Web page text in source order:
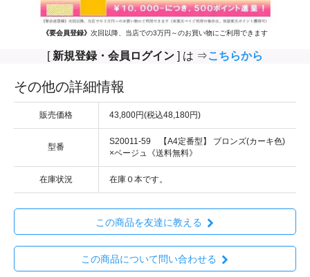
《要会員登録》 次回以降、当店での3万円～のお買い物にご利用できます
[新規登録・会員ログイン ] は ⇒こちらから
その他の詳細情報
販売価格 43,800円(税込48,180円)
型番
S20011-59 【A4定番型】 ブロンズ(カーキ色)
×ベージュ《送料無料》
在庫状況 在庫０本です。
この商品を友達に教える
この商品について問い合わせる